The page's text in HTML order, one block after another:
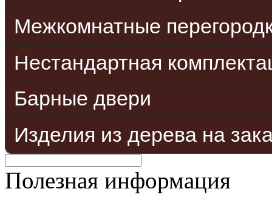
Межкомнатные
Нестандартная
Барные двери
Изделия из дерева на
Полезная информация